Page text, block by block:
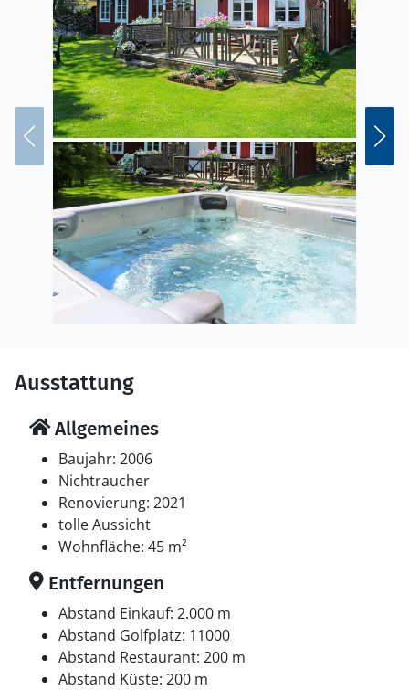
Ausstattung
Allgemeines
Baujahr: 2006
Nichtraucher
Renovierung: 2021
tolle Aussicht
Wohnfläche: 45 m²
Entfernungen
Abstand Einkauf: 2.000 m
Abstand Golfplatz: 11000
Abstand Restaurant: 200 m
Abstand Küste: 200 m